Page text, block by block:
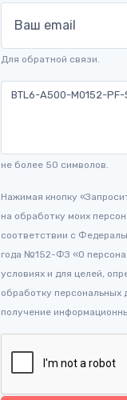
Ваш email
Для обратной связи.
не более 50 символов.
Нажимая кнопку
на обработку моих
соответствии с
года №152-ФЗ «О
условиях и для целей,
обработку персональных
получение